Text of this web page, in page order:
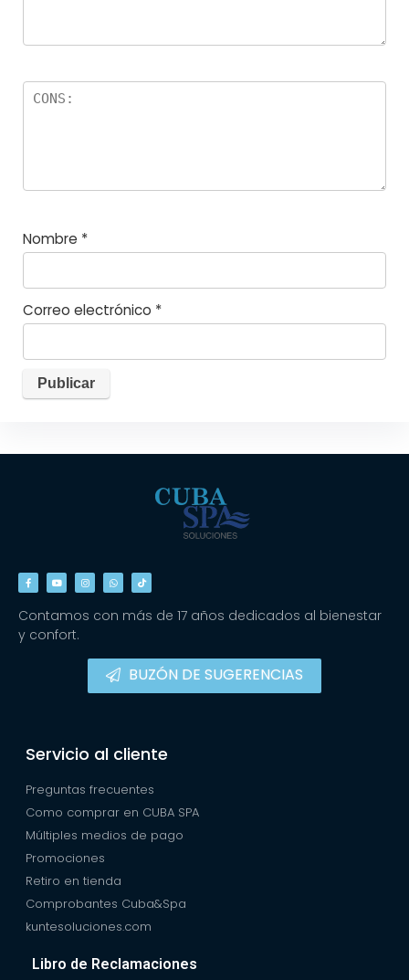
Nombre *
Correo electrónico *
Contamos con más de 17 años dedicados al bienestar
y confort.
BUZÓN DE SUGERENCIAS
Servicio al cliente
Preguntas frecuentes
Como comprar en CUBA SPA
Múltiples medios de pago
Promociones
Retiro en tienda
Comprobantes Cuba&Spa
kuntesoluciones.com
Libro de Reclamaciones